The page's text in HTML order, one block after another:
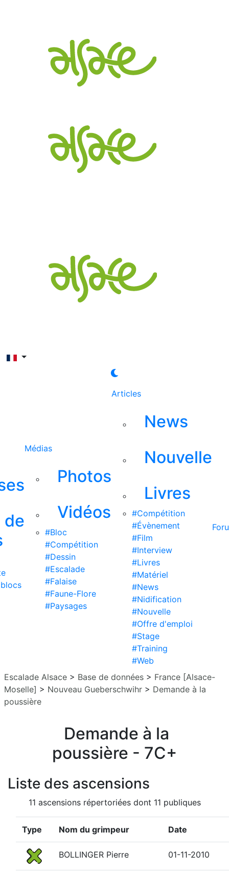
de
Médias
Photos
Vidéos
#Bloc
#Compétition
#Dessin
#Escalade
#Falaise
#Faune-Flore
#Paysages
Articles
News
Nouvelle
Livres
#Compétition
#Évènement
#Film
#Interview
#Livres
#Matériel
#News
#Nidification
#Nouvelle
#Offre d'emploi
#Stage
#Training
#Web
Escalade Alsace > Base de données > France [Alsace-
Moselle] > Nouveau Gueberschwihr > Demande à la
poussière
Demande à la
poussière - 7C+
Liste des ascensions
11 ascensions répertoriées dont 11 publiques
Type Nom du grimpeur Date
BOLLINGER Pierre 01-11-2010